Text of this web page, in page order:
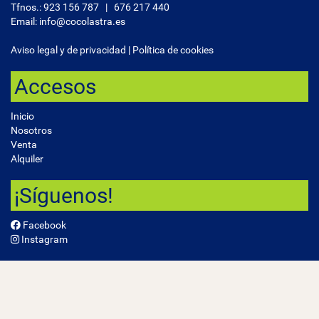
Tfnos.:923 156 787 | 676 217 440
Email: info@cocolastra.es
Aviso legal y de privacidad | Política de cookies
Accesos
Inicio
Nosotros
Venta
Alquiler
¡Síguenos!
Facebook
Instagram